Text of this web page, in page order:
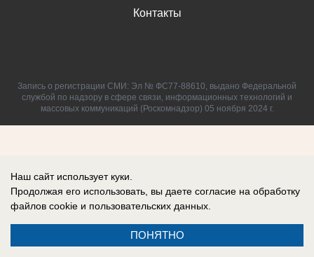
Контакты
Запись о регистрации СМИ: Эл № ФС77-88610, выдано Федеральной
службой по надзору в сфере связи, информационных технологий и
массовых коммуникаций (Роскомнадзор) 05 ноября 2024 г.
Наш сайт использует куки.
Продолжая его использовать, вы даете согласие на обработку
файлов cookie и пользовательских данных.
ПОНЯТНО